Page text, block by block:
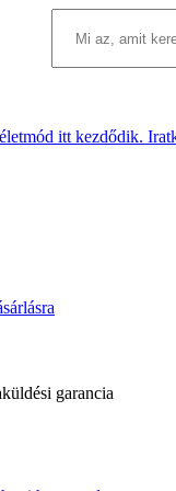
itt kezdődik.
garancia